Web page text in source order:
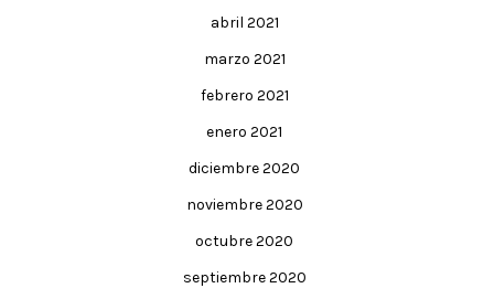
abril 2021
marzo 2021
febrero 2021
enero 2021
diciembre 2020
noviembre 2020
octubre 2020
septiembre 2020